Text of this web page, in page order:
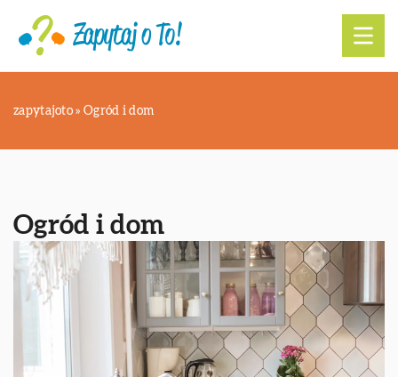
zapytajoto » Ogród i dom
Ogród i dom